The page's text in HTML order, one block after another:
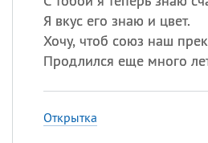
Я вкус его знаю и цвет.
Хочу, чтоб союз наш
Продлился еще много
Открытка